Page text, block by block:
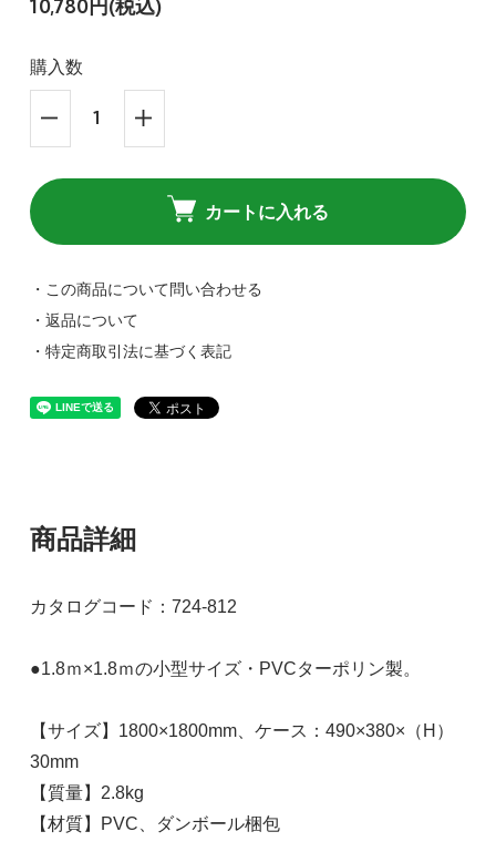
10,780円(税込)
購入数
カートに入れる
・この商品について問い合わせる
・返品について
・特定商取引法に基づく表記
商品詳細
カタログコード：724-812
●1.8ｍ×1.8ｍの小型サイズ・PVCターポリン製。
【サイズ】1800×1800mm、ケース：490×380×（H）
30mm
【質量】2.8kg
【材質】PVC、ダンボール梱包